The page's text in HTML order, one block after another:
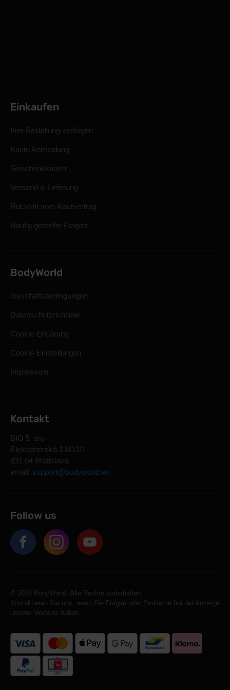
Einkaufen
Ihre Bestellung verfolgen
Konto Anmeldung
Geschenkkarten
Versand & Lieferung
Rücktritt vom Kaufvertrag
Häufig gestellte Fragen
BodyWorld
Geschäftsbedingungen
Datenschutzrichtlinie
Cookie-Erklärung
Cookie-Einstellungen
Impressum
Kontakt
BIO 5, sro
Elektrárenská 13412/1
831 04 Bratislava
email: support@bodyworld.eu
Follow us
© 2026 BodyWorld. Alle Rechte vorbehalten.
Kontaktieren Sie uns, wenn Sie Fragen oder Probleme bei der Anzeige
unserer Website haben